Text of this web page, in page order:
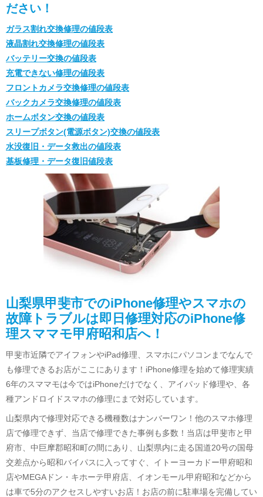
ださい！
ガラス割れ交換修理の値段表
液晶割れ交換修理の値段表
バッテリー交換の値段表
充電できない修理の値段表
フロントカメラ交換修理の値段表
バックカメラ交換修理の値段表
ホームボタン交換の値段表
スリープボタン(電源ボタン)交換の値段表
水没復旧・データ救出の値段表
基板修理・データ復旧値段表
山梨県甲斐市でのiPhone修理やスマホの
故障トラブルは即日修理対応のiPhone修
理スママモ甲府昭和店へ！
甲斐市近隣でアイフォンやiPad修理、スマホにパソコンまでなんで
も修理できるお店がここにあります！iPhone修理を始めて修理実績
6年のスママモは今ではiPhoneだけでなく、アイパッド修理や、各
種アンドロイドスマホの修理にまで対応しています。
山梨県内で修理対応できる機種数はナンバーワン！他のスマホ修理
店で修理できず、当店で修理できた事例も多数！当店は甲斐市と甲
府市、中巨摩郡昭和町の間にあり、山梨県内に走る国道20号の国母
交差点から昭和バイパスに入ってすぐ、イトーヨーカドー甲府昭和
店やMEGAドン・キホーテ甲府店、イオンモール甲府昭和などから
は車で5分のアクセスしやすいお店！お店の前に駐車場を完備してい